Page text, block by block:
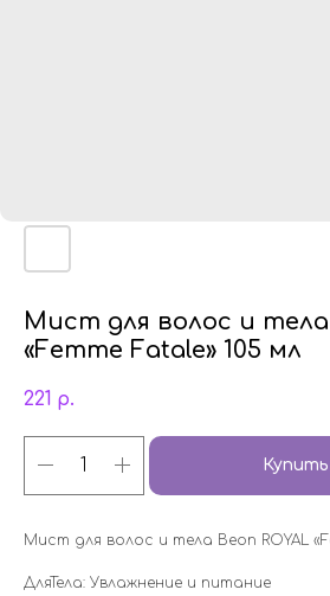
Мист для волос и тела
«Femme Fatale» 105 мл
221 р.
Купить
Мист для волос и тела Beon ROYAL
ДляТела: Увлажнение и питание